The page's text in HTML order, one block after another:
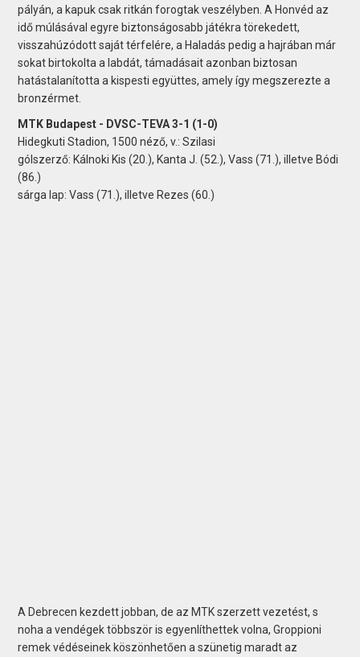
pályán, a kapuk csak ritkán forogtak veszélyben. A Honvéd az
idő múlásával egyre biztonságosabb játékra törekedett,
visszahúzódott saját térfelére, a Haladás pedig a hajrában már
sokat birtokolta a labdát, támadásait azonban biztosan
hatástalanította a kispesti együttes, amely így megszerezte a
bronzérmet.
MTK Budapest - DVSC-TEVA 3-1 (1-0)
Hidegkuti Stadion, 1500 néző, v.: Szilasi
gólszerző: Kálnoki Kis (20.), Kanta J. (52.), Vass (71.), illetve Bódi
(86.)
sárga lap: Vass (71.), illetve Rezes (60.)
A Debrecen kezdett jobban, de az MTK szerzett vezetést, s
noha a vendégek többször is egyenlíthettek volna, Groppioni
remek védéseinek köszönhetően a szünetig maradt az